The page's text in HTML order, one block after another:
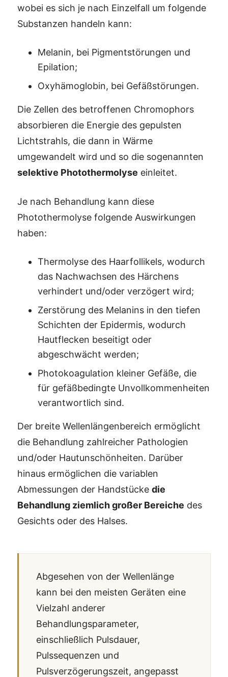
wobei es sich je nach Einzelfall um folgende
Substanzen handeln kann:
Melanin, bei Pigmentstörungen und
Epilation;
Oxyhämoglobin, bei Gefäßstörungen.
Die Zellen des betroffenen Chromophors
absorbieren die Energie des gepulsten
Lichtstrahls, die dann in Wärme
umgewandelt wird und so die sogenannten
selektive Photothermolyse einleitet.
Je nach Behandlung kann diese
Photothermolyse folgende Auswirkungen
haben:
Thermolyse des Haarfollikels, wodurch
das Nachwachsen des Härchens
verhindert und/oder verzögert wird;
Zerstörung des Melanins in den tiefen
Schichten der Epidermis, wodurch
Hautflecken beseitigt oder
abgeschwächt werden;
Photokoagulation kleiner Gefäße, die
für gefäßbedingte Unvollkommenheiten
verantwortlich sind.
Der breite Wellenlängenbereich ermöglicht
die Behandlung zahlreicher Pathologien
und/oder Hautunschönheiten. Darüber
hinaus ermöglichen die variablen
Abmessungen der Handstücke die
Behandlung ziemlich großer Bereiche des
Gesichts oder des Halses.
Abgesehen von der Wellenlänge
kann bei den meisten Geräten eine
Vielzahl anderer
Behandlungsparameter,
einschließlich Pulsdauer,
Pulssequenzen und
Pulsverzögerungszeit, angepasst